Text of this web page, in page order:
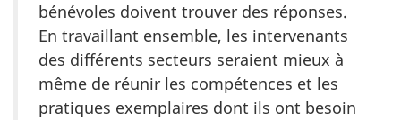
bénévoles doivent trouver des réponses.
En travaillant ensemble, les intervenants
des différents secteurs seraient mieux à
même de réunir les compétences et les
pratiques exemplaires dont ils ont besoin